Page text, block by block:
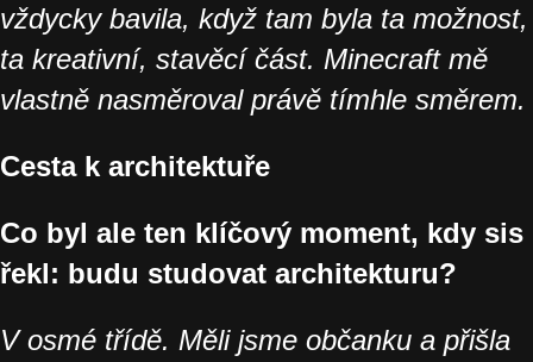
vždycky bavila, když tam byla ta možnost,
ta kreativní, stavěcí část. Minecraft mě
vlastně nasměroval právě tímhle směrem.
Cesta k architektuře
Co byl ale ten klíčový moment, kdy sis
řekl: budu studovat architekturu?
V osmé třídě. Měli jsme občanku a přišla